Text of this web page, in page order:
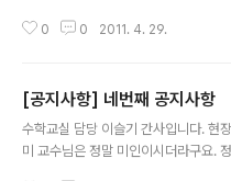
있어 하려면 어떻게 하는게 좋을까요
큰 아이와 같이 구체적 활동을 통해 원
수 있는 경험을 하는게 좋습니다. 수
동과 함께 책읽기로 접근하는게 가장
0 0 2011. 4. 29.
[공지사항] 네번째 공지사항
수학교실 담당 이슬기 간사입니다. 현
미 교수님은 정말 미인이시더라구요.